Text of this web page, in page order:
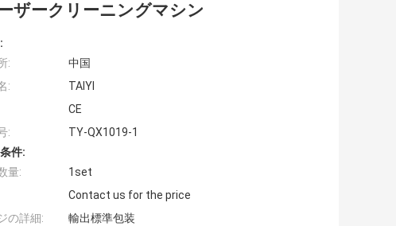
ザークリーニングマシン
:
中国
:
TAIYI
CE
:
TY-QX1019-1
件:
量:
1set
Contact us for the price
の詳細:
輸出標準包装